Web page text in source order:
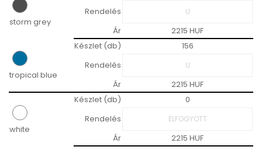
storm grey
Rendelés
Ár
2215 HUF
tropical blue
Készlet (db)
156
Rendelés
Ár
2215 HUF
white
Készlet (db)
0
Rendelés
Ár
2215 HUF